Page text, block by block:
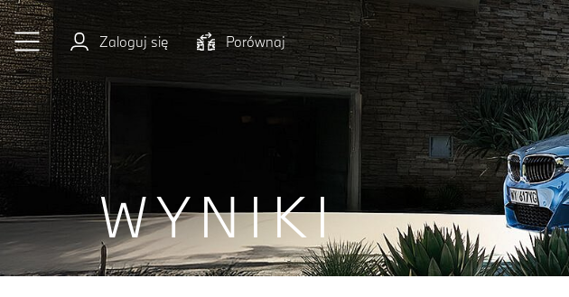
Przejdź do głównej treści
Zaloguj się
Porównaj
WYNIKI